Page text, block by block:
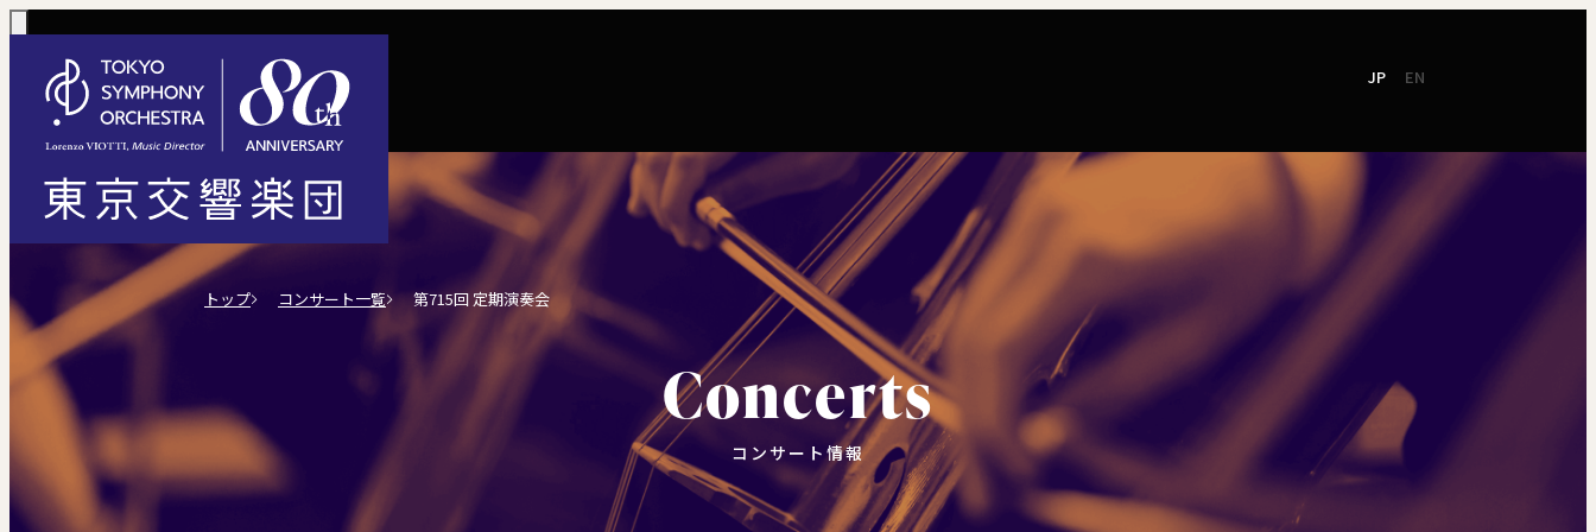
JP EN
コンサート情報
Concerts
コンサート一覧
定期演奏会
川崎定期演奏会
東京オペラシティシリーズ
特別演奏会など
こども定期演奏会
その他の公演
演奏会プログラム「Symphony」
2026 / 27
シーズンパンフレット
2025 / 26
シーズンパンフレット
チケット購入
Tickets 定期会員券 / セット券
選べるプラン
コンサートマナーガイド
TOKYO SYMPHONY
オンラインチケット
お電話でのお申込み
楽団について
活動理念
東京交響楽団とは
主な主催公演 / 委嘱・初演作品リスト
楽団員
東響コーラス
財団概要
採用・オーディション
社会貢献
川崎市 - フランチャイズ
新潟市 - 準フランチャイズ
ご支援
サポートについて
ご芳名一覧
お手続きについて
公演協賛のご案内
インカインド（物品寄付）
TOKYO SYMPHONY VISA カード
東響会員
東響会員とは
トップ コンサート一覧 第715回 定期演奏会
Concerts
コンサート情報